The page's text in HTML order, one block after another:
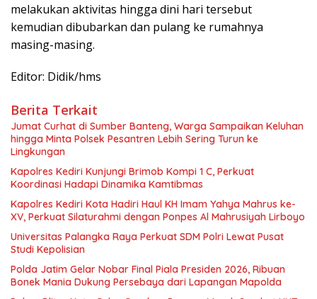
melakukan aktivitas hingga dini hari tersebut
kemudian dibubarkan dan pulang ke rumahnya
masing-masing.
Editor: Didik/hms
Berita Terkait
Jumat Curhat di Sumber Banteng, Warga Sampaikan Keluhan
hingga Minta Polsek Pesantren Lebih Sering Turun ke
Lingkungan
Kapolres Kediri Kunjungi Brimob Kompi 1 C, Perkuat
Koordinasi Hadapi Dinamika Kamtibmas
Kapolres Kediri Kota Hadiri Haul KH Imam Yahya Mahrus ke-
XV, Perkuat Silaturahmi dengan Ponpes Al Mahrusiyah Lirboyo
Universitas Palangka Raya Perkuat SDM Polri Lewat Pusat
Studi Kepolisian
Polda Jatim Gelar Nobar Final Piala Presiden 2026, Ribuan
Bonek Mania Dukung Persebaya dari Lapangan Mapolda